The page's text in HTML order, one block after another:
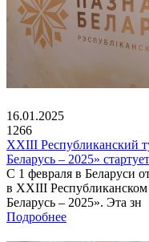
16.01.2025
1266
XXIII Республиканский
Беларусь – 2025»
С 1 февраля в Беларуси
в XXIII Республиканском
Беларусь – 2025». Эта зн
Подробнее